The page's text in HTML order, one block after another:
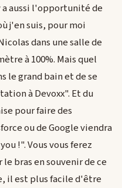
a aussi l'opportunité de
j'en suis, pour moi
dans une salle de
à 100%. Mais quel
le grand bain et de se
à Devoxx". Et du
pour faire des
ou de Google viendra
!". Vous vous ferez
bras en souvenir de ce
il est plus facile d'être